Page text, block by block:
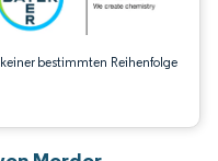
bestimmten Reihenfolge